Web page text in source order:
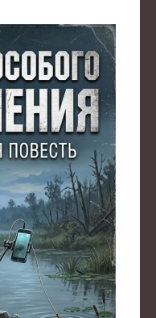
Оформить заказ